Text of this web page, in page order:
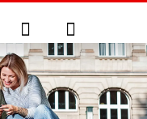
Suche Anmelden